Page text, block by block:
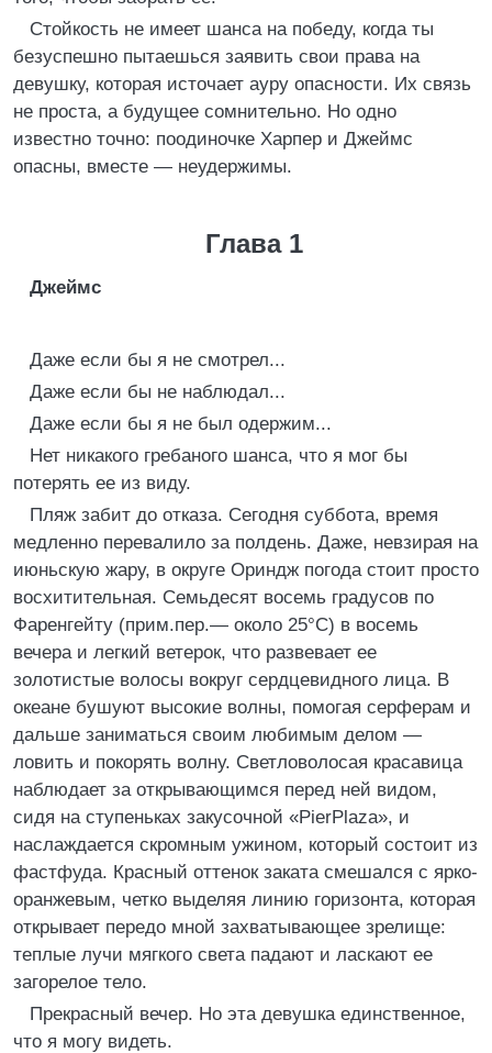
Стойкость не имеет шанса на победу, когда ты
безуспешно пытаешься заявить свои права на
девушку, которая источает ауру опасности. Их связь
не проста, а будущее сомнительно. Но одно
известно точно: поодиночке Харпер и Джеймс
опасны, вместе — неудержимы.
Глава 1
Джеймс
Даже если бы я не смотрел...
Даже если бы не наблюдал...
Даже если бы я не был одержим...
Нет никакого гребаного шанса, что я мог бы
потерять ее из виду.
Пляж забит до отказа. Сегодня суббота, время
медленно перевалило за полдень. Даже, невзирая на
июньскую жару, в округе Ориндж погода стоит просто
восхитительная. Семьдесят восемь градусов по
Фаренгейту (прим.пер.— около 25°C) в восемь
вечера и легкий ветерок, что развевает ее
золотистые волосы вокруг сердцевидного лица. В
океане бушуют высокие волны, помогая серферам и
дальше заниматься своим любимым делом —
ловить и покорять волну. Светловолосая красавица
наблюдает за открывающимся перед ней видом,
сидя на ступеньках закусочной «PierPlaza», и
наслаждается скромным ужином, который состоит из
фастфуда. Красный оттенок заката смешался с ярко-
оранжевым, четко выделяя линию горизонта, которая
открывает передо мной захватывающее зрелище:
теплые лучи мягкого света падают и ласкают ее
загорелое тело.
Прекрасный вечер. Но эта девушка единственное,
что я могу видеть.